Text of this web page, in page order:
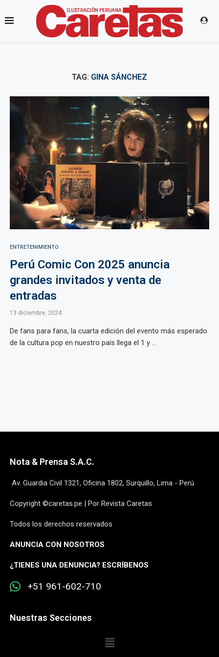
TAG: GINA SÁNCHEZ
ENTRETENIMIENTO
Perú Comic Con 2025 anuncia
grandes invitados y venta de
entradas
13 diciembre, 2024
De fans para fans, la cuarta edición del evento más esperado
de la cultura pop en nuestro país llega el 1 y ...
Nota & Prensa S.A.C.
Av. Guardia Civil 1321, Oficina 1802, Surquillo, Lima - Perú
Copyright ©caretas.pe | Por Revista Caretas
Todos los derechos reservados
ANUNCIA CON NOSOTROS
¿TIENES UNA DENUNCIA? ESCRÍBENOS
+51 961-602-710
Nuestras Secciones